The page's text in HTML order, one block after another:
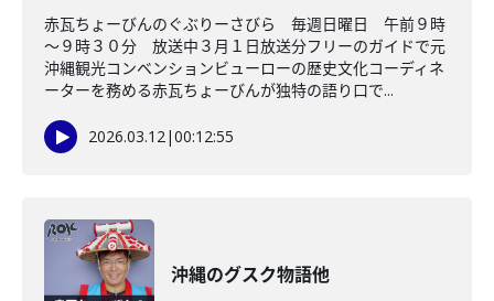
赤瓦ちょーびんのぐぶりーさびら 毎週日曜日 午前９時
～９時３０分 放送中３月１日放送分フリーのガイドで元
沖縄観光コンベンションビューローの歴史文化コーディネ
ーターを務める赤瓦ちょーびんが独特の語り口で...
2026.03.12|00:12:55
沖縄のグスク物語他